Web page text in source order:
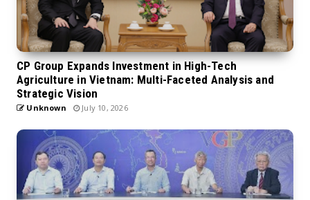
CP Group Expands Investment in High-Tech
Agriculture in Vietnam: Multi-Faceted Analysis and
Strategic Vision
Unknown July 10, 2026